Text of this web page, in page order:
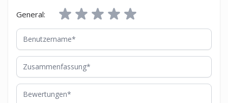
General:
Benutzername
Zusammenfassung
Bewertungen